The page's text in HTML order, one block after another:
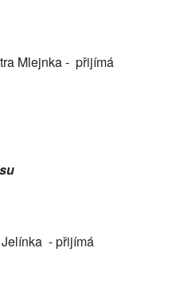
Mlejnka - přijímá
- přijímá